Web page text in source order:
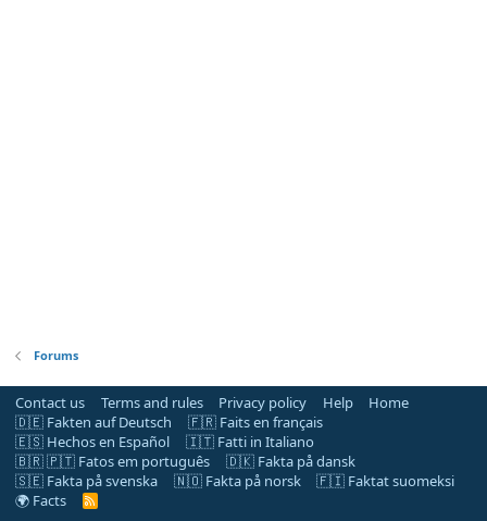
Forums
Contact us Terms and rules Privacy policy Help
Home
🇩🇪 Fakten auf Deutsch
🇫🇷 Faits en français
🇪🇸 Hechos en Español
🇮🇹 Fatti in Italiano
🇧🇷 🇵🇹 Fatos em português
🇩🇰 Fakta på dansk
🇸🇪 Fakta på svenska
🇳🇴 Fakta på norsk
🇫🇮 Faktat suomeksi
🌍 Facts
R